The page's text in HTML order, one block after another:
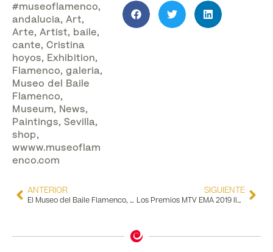
#museoflamenco,
andalucia, Art,
Arte, Artist, baile,
cante, Cristina
hoyos, Exhibition,
Flamenco, galeria,
Museo del Baile
Flamenco,
Museum, News,
Paintings, Sevilla,
shop,
wwww.museoflam
enco.com
ANTERIOR
El Museo del Baile Flamenco, presente en el Workshop de Jerez de la Frontera con Prodetur
SIGUIENTE
Los Premios MTV EMA 2019 llegan hasta el Museo del Baile Flamenco